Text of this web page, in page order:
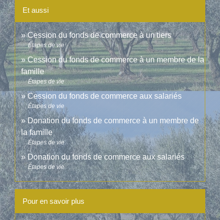
Et aussi
Cession du fonds de commerce à un tiers
Étapes de vie
Cession du fonds de commerce à un membre de la
famille
Étapes de vie
Cession du fonds de commerce aux salariés
Étapes de vie
Donation du fonds de commerce à un membre de
la famille
Étapes de vie
Donation du fonds de commerce aux salariés
Étapes de vie
Pour en savoir plus